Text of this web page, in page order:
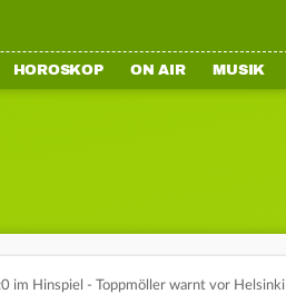
HOROSKOP ON AIR MUSIK
im Hinspiel - Toppmöller warnt vor Helsinki